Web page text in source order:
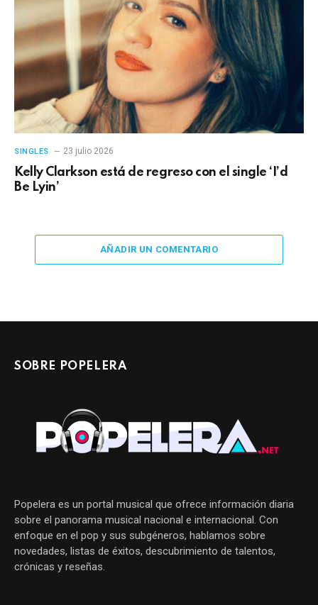
SINGLES 23 julio 2026
Kelly Clarkson está de regreso con el single ‘I’d
Be Lyin’
AÑADIR UN COMENTARIO
SOBRE POPELERA
Popelera es un portal musical que ofrece información diaria
sobre el panorama musical nacional e internacional. Con
enfoque en el pop y sus subgéneros, hablamos sobre
novedades, listas de éxitos, descubrimiento de talentos,
crónicas y reseñas.